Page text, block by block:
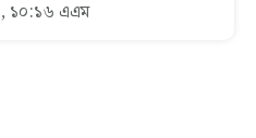
১০:১৬ এএম